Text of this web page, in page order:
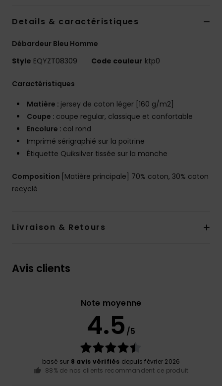
Details & caractéristiques
Débardeur Bleu Homme
Style EQYZT08309 Code couleur ktp0
Caractéristiques
Matière : jersey de coton léger [160 g/m2]
Coupe : coupe regular, classique et confortable
Encolure : col rond
Imprimé sérigraphié sur la poitrine
Étiquette Quiksilver tissée sur la manche
Composition [Matière principale] 70% coton, 30% coton
recyclé
Livraison & Retours
Avis clients
Note moyenne
4.5 /5
basé sur 8 avis vérifiés depuis février 2026
88% de nos clients recommandent ce produit